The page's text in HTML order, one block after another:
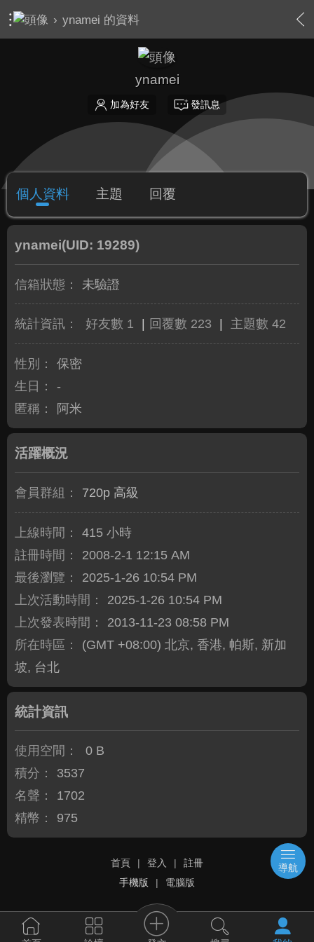
› ynamei 的資料
ynamei
加為好友 發訊息
個人資料 主題 回覆
ynamei(UID: 19289)
信箱狀態： 未驗證
統計資訊： 好友數 1 回覆數 223 主題數 42
性別：
保密
生日：
-
匿稱：
阿米
活躍概況
會員群組： 720p 高級
上線時間：
415 小時
註冊時間：
2008-2-1 12:15 AM
最後瀏覽：
2025-1-26 10:54 PM
上次活動時間：
2025-1-26 10:54 PM
上次發表時間：
2013-11-23 08:58 PM
所在時區：
(GMT +08:00) 北京, 香港, 帕斯, 新加
坡, 台北
統計資訊
使用空間：
0 B
積分：
3537
名聲：
1702
精幣：
975
首頁 | 登入 |
註冊
手機版
| 電腦版
導航